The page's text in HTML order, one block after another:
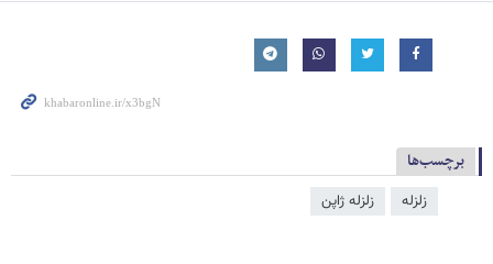
برچسب‌ها
زلزله زلزله ژاپن